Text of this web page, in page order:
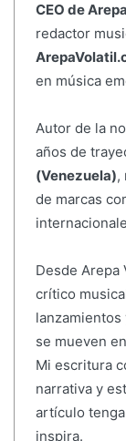
CEO de
redactor
en música
Autor de la
años de
(Venezuela),
de marcas
Desde Arepa
crítico
se mueven
Mi escritura
narrativa y
artículo
inspira.